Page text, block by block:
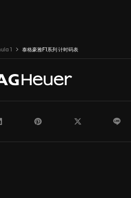
1 泰格豪雅F1系列 计时码表
Pinterest